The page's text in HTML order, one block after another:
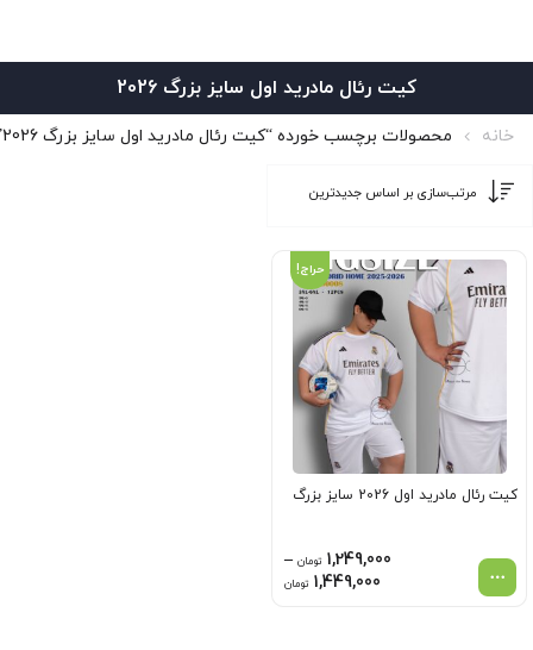
کیت رئال مادرید اول سایز بزرگ 2026
خانه محصولات برچسب خورده “کیت رئال مادرید اول سایز بزرگ 2026”
حراج!
کیت رئال مادرید اول 2026 سایز بزرگ
1,249,000 تومان –
1,449,000 تومانمحدوده